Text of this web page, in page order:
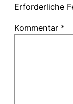
Erforderliche
Kommentar *